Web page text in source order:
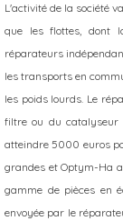
L'activité de la société
que les flottes, dont
réparateurs
les transports en
les poids lourds. Le
filtre ou du catalyseur
atteindre 5000 euros
grandes et Optym-Ha
gamme de pièces en
envoyée par le